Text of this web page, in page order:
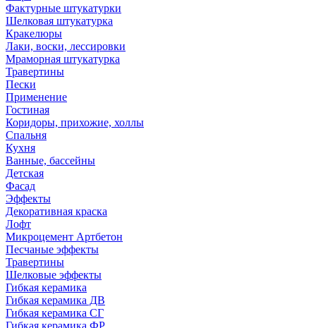
Фактурные штукатурки
Шелковая штукатурка
Кракелюры
Лаки, воски, лессировки
Мраморная штукатурка
Травертины
Пески
Применение
Гостиная
Коридоры, прихожие, холлы
Спальня
Кухня
Ванные, бассейны
Детская
Фасад
Эффекты
Декоративная краска
Лофт
Микроцемент Артбетон
Песчаные эффекты
Травертины
Шелковые эффекты
Гибкая керамика
Гибкая керамика ДВ
Гибкая керамика СГ
Гибкая керамика ФР